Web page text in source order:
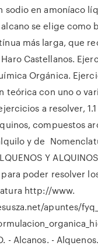
sodio en amoníaco
se elige como
más larga, que
Castellanos.
Orgánica.
teórica con uno o
a resolver,
compuestos
y de
Y
para poder resolver
http://www.
apuntes/
- Alcanos. -